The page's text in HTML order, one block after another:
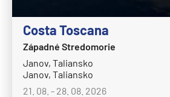
Costa Toscana
Západné Stredomorie
Janov, Taliansko
Janov, Taliansko
21. 08. - 28. 08. 2026